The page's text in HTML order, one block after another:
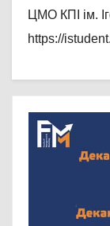
ЦМО КПІ ім.
https://